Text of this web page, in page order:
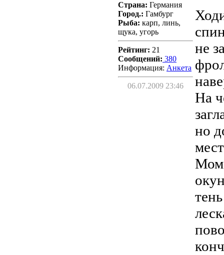
Страна: Германия
Город.: Гамбург
Рыба: карп, линь,
щука, угорь
Рейтинг: 21
Сообщений: 380
Информация: Aнкета
06.07.2009 23:46
не
На
но